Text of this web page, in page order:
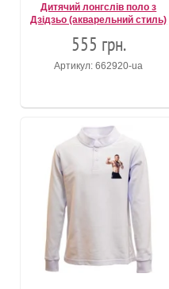
Дитячий лонгслів поло з
Дзідзьо (акварельний стиль)
555 грн.
Артикул: 662920-ua